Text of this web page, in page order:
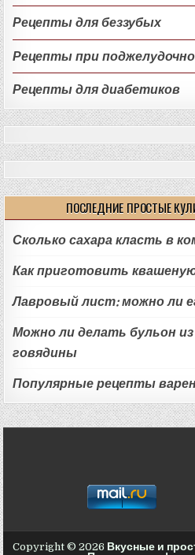
Рецепты для беззубых
Рецепты при
Рецепты для диабетиков
ПОСЛЕДНИЕ ПРОСТЫЕ
Сколько сахара класть в
Как приготовить
Лавровый лист: можно ли
Можно ли делать бульон
говядины
Популярные рецепты
Copyright © 2026 Вкусные и